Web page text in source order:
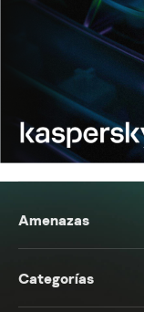
Amenazas
Categorías